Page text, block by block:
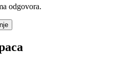
odgovora.